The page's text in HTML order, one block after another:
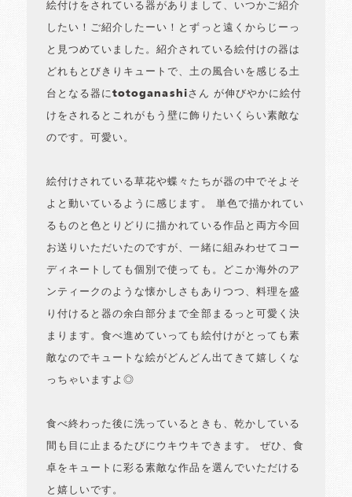
絵付けをされている器がありまして、いつかご紹介
したい！ご紹介したーい！とずっと遠くからじーっ
と見つめていました。紹介されている絵付けの器は
どれもとびきりキュートで、土の風合いを感じる土
台となる器にtotoganashiさん が伸びやかに絵付
けをされるとこれがもう壁に飾りたいくらい素敵な
のです。可愛い。
絵付けされている草花や蝶々たちが器の中でそよそ
よと動いているように感じます。 単色で描かれてい
るものと色とりどりに描かれている作品と両方今回
お送りいただいたのですが、一緒に組みわせてコー
ディネートしても個別で使っても。どこか海外のア
ンティークのような懐かしさもありつつ、料理を盛
り付けると器の余白部分まで全部まるっと可愛く決
まります。食べ進めていっても絵付けがとっても素
敵なのでキュートな絵がどんどん出てきて嬉しくな
っちゃいますよ◎
食べ終わった後に洗っているときも、乾かしている
間も目に止まるたびにウキウキできます。 ぜひ、食
卓をキュートに彩る素敵な作品を選んでいただける
と嬉しいです。